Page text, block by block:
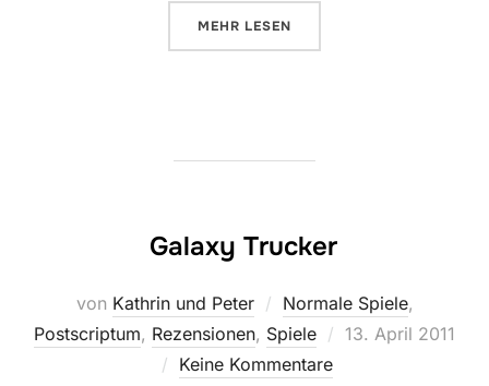
MEHR ÜBER „MILLIONEN VON
LESEN
Galaxy Trucker
von Kathrin und Peter Normale Spiele,
Postscriptum, Rezensionen, Spiele
Veröffentlicht
13. April 2011
Keine Kommentare